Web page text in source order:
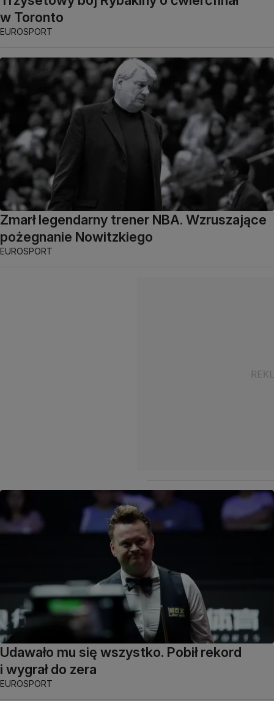
w Toronto
EUROSPORT
Zmarł legendarny trener NBA. Wzruszające
pożegnanie Nowitzkiego
EUROSPORT
Udawało mu się wszystko. Pobił rekord
i wygrał do zera
EUROSPORT